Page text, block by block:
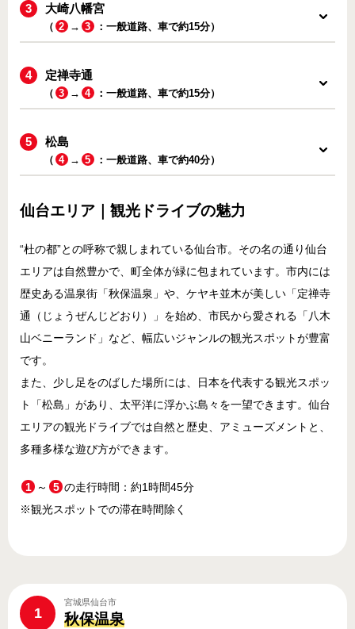
大崎八幡宮
（ 2 → 3 ：一般道路、車で約15分）
定禅寺通
（ 3 → 4 ：一般道路、車で約15分）
松島
（ 4 → 5 ：一般道路、車で約40分）
仙台エリア｜観光ドライブの魅力
“杜の都”との呼称で親しまれている仙台市。その名の通り仙台
エリアは自然豊かで、町全体が緑に包まれています。市内には
歴史ある温泉街「秋保温泉」や、ケヤキ並木が美しい「定禅寺
通（じょうぜんじどおり）」を始め、市民から愛される「八木
山ベニーランド」など、幅広いジャンルの観光スポットが豊富
です。
また、少し足をのばした場所には、日本を代表する観光スポッ
ト「松島」があり、太平洋に浮かぶ島々を一望できます。仙台
エリアの観光ドライブでは自然と歴史、アミューズメントと、
多種多様な遊び方ができます。
1 ～ 5 の走行時間：約1時間45分
※観光スポットでの滞在時間除く
1
宮城県仙台市
秋保温泉